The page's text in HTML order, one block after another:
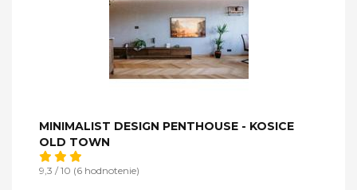
MINIMALIST DESIGN PENTHOUSE - KOSICE
OLD TOWN
9,3 / 10 (6 hodnotenie)